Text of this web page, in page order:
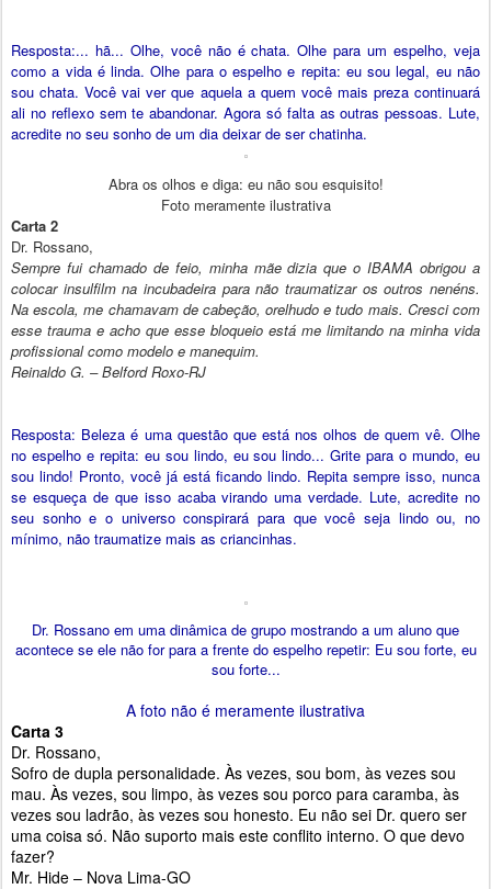
Resposta:... hã... Olhe, você não é chata. Olhe para um espelho, veja
como a vida é linda. Olhe para o espelho e repita: eu sou legal, eu não
sou chata. Você vai ver que aquela a quem você mais preza continuará
ali no reflexo sem te abandonar. Agora só falta as outras pessoas. Lute,
acredite no seu sonho de um dia deixar de ser chatinha.
Abra os olhos e diga: eu não sou esquisito!
Foto meramente ilustrativa
Carta 2
Dr. Rossano,
Sempre fui chamado de feio, minha mãe dizia que o IBAMA obrigou a
colocar insulfilm na incubadeira para não traumatizar os outros nenéns.
Na escola, me chamavam de cabeção, orelhudo e tudo mais. Cresci com
esse trauma e acho que esse bloqueio está me limitando na minha vida
profissional como modelo e manequim.
Reinaldo G. – Belford Roxo-RJ
Resposta: Beleza é uma questão que está nos olhos de quem vê. Olhe
no espelho e repita: eu sou lindo, eu sou lindo... Grite para o mundo, eu
sou lindo! Pronto, você já está ficando lindo. Repita sempre isso, nunca
se esqueça de que isso acaba virando uma verdade. Lute, acredite no
seu sonho e o universo conspirará para que você seja lindo ou, no
mínimo, não traumatize mais as criancinhas.
Dr. Rossano em uma dinâmica de grupo mostrando a um aluno que
acontece se ele não for para a frente do espelho repetir: Eu sou forte, eu
sou forte...
A foto não é meramente ilustrativa
Carta 3
Dr. Rossano,
Sofro de dupla personalidade. Às vezes, sou bom, às vezes sou
mau. Às vezes, sou limpo, às vezes sou porco para caramba, às
vezes sou ladrão, às vezes sou honesto. Eu não sei Dr. quero ser
uma coisa só. Não suporto mais este conflito interno. O que devo
fazer?
Mr. Hide – Nova Lima-GO